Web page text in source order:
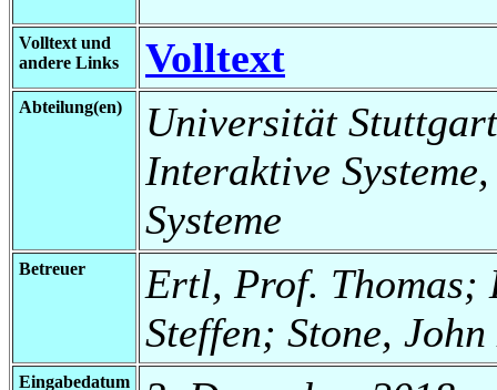
Volltext und
andere Links
Volltext
Abteilung(en)
Universität
Interaktive
Systeme
Betreuer
Ertl, Prof. Thomas;
Steffen; Stone, John
Eingabedatum